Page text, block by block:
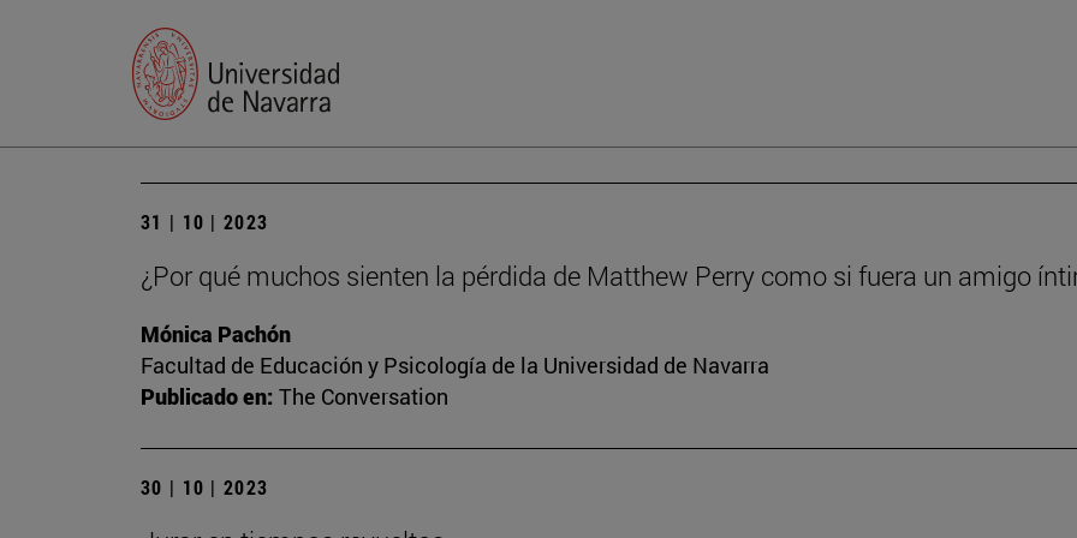
31 | 10 | 2023
¿Por qué muchos sienten la pérdida de Matthew Perry como si fuera un amigo
Mónica Pachón
Facultad de Educación y Psicología de la Universidad de Navarra
Publicado en: The Conversation
30 | 10 | 2023